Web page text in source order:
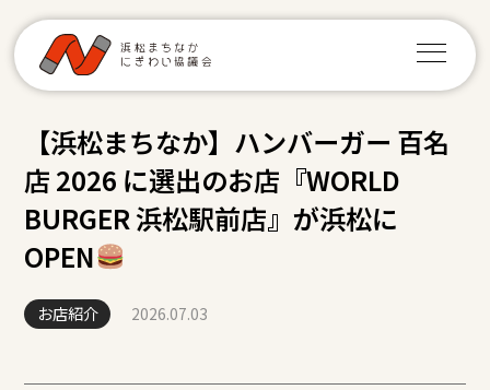
【浜松まちなか】ハンバーガー 百名
店 2026 に選出のお店『WORLD
BURGER 浜松駅前店』が浜松に
OPEN
お店紹介 2026.07.03